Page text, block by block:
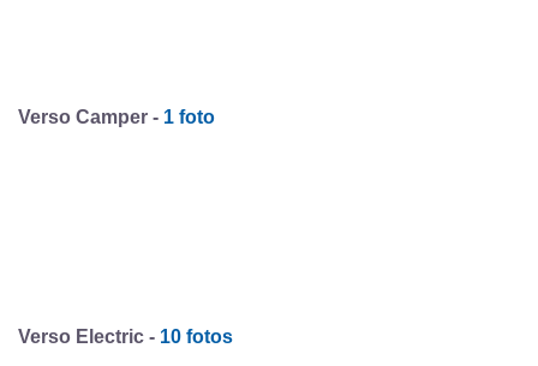
Verso Camper - 1 foto
Verso Electric - 10 fotos